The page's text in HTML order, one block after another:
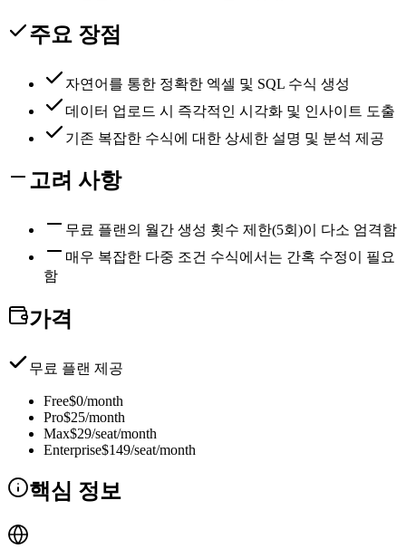
주요 장점
자연어를 통한 정확한 엑셀 및 SQL 수식 생성
데이터 업로드 시 즉각적인 시각화 및 인사이트 도출
기존 복잡한 수식에 대한 상세한 설명 및 분석 제공
고려 사항
무료 플랜의 월간 생성 횟수 제한(5회)이 다소 엄격함
매우 복잡한 다중 조건 수식에서는 간혹 수정이 필요
함
가격
무료 플랜 제공
Free$0/month
Pro$25/month
Max$29/seat/month
Enterprise$149/seat/month
핵심 정보